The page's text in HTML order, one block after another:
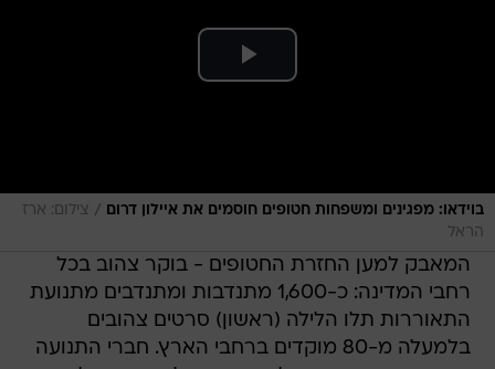
בוידאו: מפגינים ומשפחות חטופים חוסמים את איילון דרום / צילום: ארז
הראל
המאבק למען החזרת החטופים - בוקר צהוב בכל
רחבי המדינה: כ-1,600 מתנדבות ומתנדבים מתנועת
התאוררות תלו הלילה (ראשון) סרטים צהובים
בלמעלה מ-80 מוקדים ברחבי הארץ. חברי התנועה